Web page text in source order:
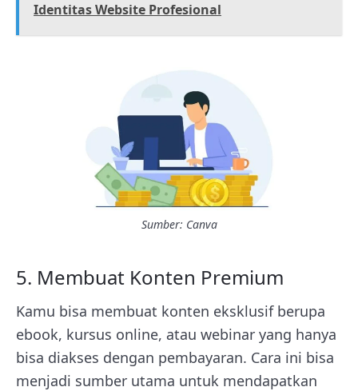
Identitas Website Profesional
Sumber: Canva
5. Membuat Konten Premium
Kamu bisa membuat konten eksklusif berupa
ebook, kursus online, atau webinar yang hanya
bisa diakses dengan pembayaran. Cara ini bisa
menjadi sumber utama untuk mendapatkan